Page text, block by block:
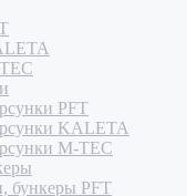
PFT
KALETA
M-TEC
бункеры PFT